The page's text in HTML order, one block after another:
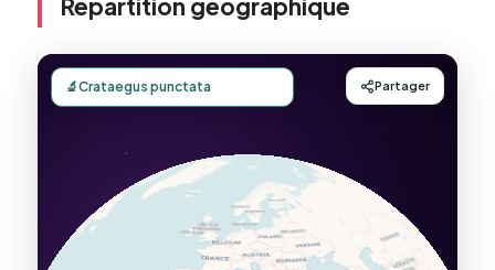
Répartition géographique